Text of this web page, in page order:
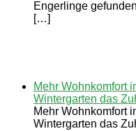
Engerlinge
[…]
Mehr Wohnkomfort
Wintergarten das
Mehr Wohnkomfort
Wintergarten das